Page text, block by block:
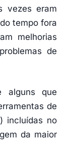
vezes eram
tempo fora
melhorias
de
alguns que
de
) incluídas no
da maior